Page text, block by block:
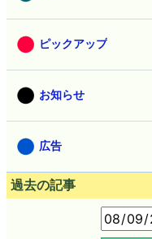
ピックアップ
お知らせ
広告
過去の記事